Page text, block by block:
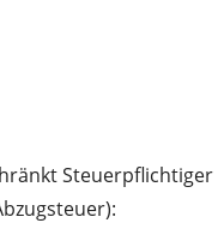
Steuerpflichtiger